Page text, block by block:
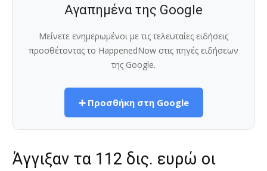
Αγαπημένα της Google
Μείνετε ενημερωμένοι με τις τελευταίες ειδήσεις
προσθέτοντας το HappenedNow στις πηγές ειδήσεων
της Google.
➕ Προσθήκη στη Google
Άγγιξαν τα 112 δις. ευρώ οι